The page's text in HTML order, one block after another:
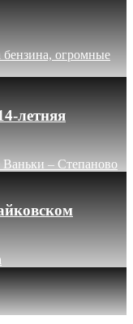
бензина, огромные
летняя
– Степаново